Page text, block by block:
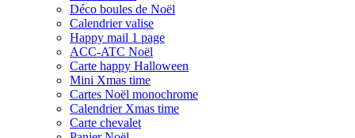
Déco boules de Noël
Calendrier valise
Happy mail 1 page
ACC-ATC Noël
Carte happy Halloween
Mini Xmas time
Cartes Noël monochrome
Calendrier Xmas time
Carte chevalet